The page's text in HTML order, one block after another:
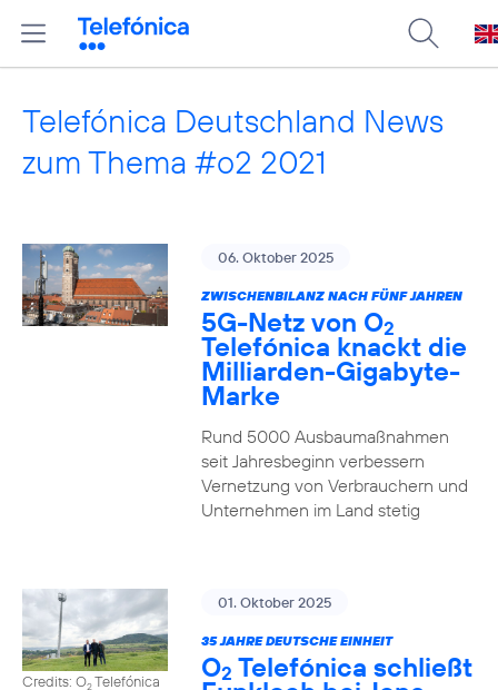
Telefónica Deutschland News
zum Thema #o2 2021
06. Oktober 2025
ZWISCHENBILANZ NACH FÜNF JAHREN
5G-Netz von O2
Telefónica knackt die
Milliarden-Gigabyte-
Marke
Rund 5000 Ausbaumaßnahmen
seit Jahresbeginn verbessern
Vernetzung von Verbrauchern und
Unternehmen im Land stetig
Credits: O2Telefónica
01. Oktober 2025
35 JAHRE DEUTSCHE EINHEIT
O2 Telefónica schließt